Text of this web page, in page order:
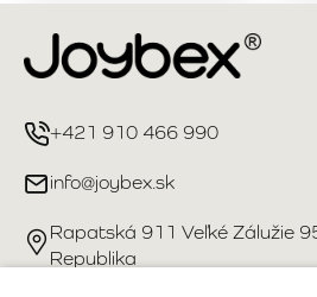
+421 910 466 990
info@joybex.sk
Rapatská 911 Veľké Zálužie
Republika